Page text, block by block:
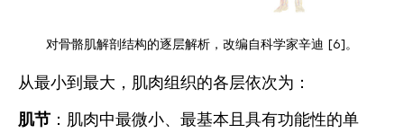
对骨骼肌解剖结构的逐层解析，改编自科学家辛迪 [6]。
从最小到最大，肌肉组织的各层依次为：
肌节 ：肌肉中最微小、最基本且具有功能性的单